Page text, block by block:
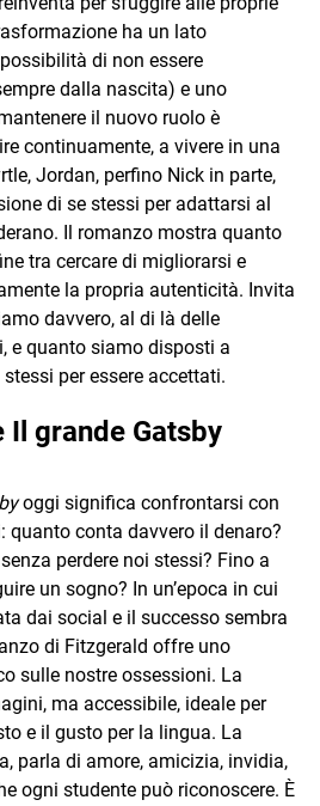
ha un lato
di non essere
dalla nascita) e uno
il nuovo ruolo è
continuamente, a vivere in una
Jordan, perfino Nick in parte,
di se stessi per adattarsi al
Il romanzo mostra quanto
tra cercare di migliorarsi e
la propria autenticità. Invita
davvero, al di là delle
e quanto siamo disposti a
per essere accettati.
Il grande Gatsby
oggi significa confrontarsi con
conta davvero il denaro?
perdere noi stessi? Fino a
un sogno? In un’epoca in cui
dai social e il successo sembra
di Fitzgerald offre uno
sulle nostre ossessioni. La
ma accessibile, ideale per
e il gusto per la lingua. La
parla di amore, amicizia, invidia,
ogni studente può riconoscere. È